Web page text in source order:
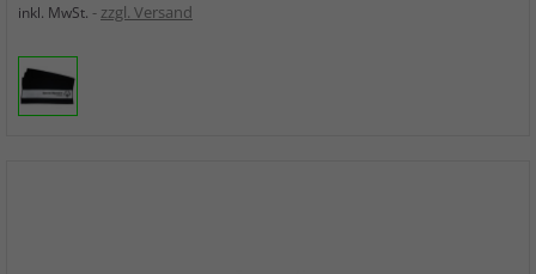
inkl. MwSt. zzgl. Versand